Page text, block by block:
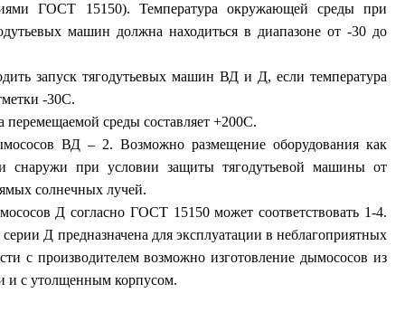
ГОСТ 15150). Температура окружающей среды при
машин должна находиться в диапазоне от -30 до
запуск тягодутьевых машин ВД и Д, если температура
-30С.
перемещаемой среды составляет +200С.
ВД – 2. Возможно размещение оборудования как
снаружи при условии защиты тягодутьевой машины от
солнечных лучей.
Д согласно ГОСТ 15150 может соответствовать 1-4.
Д предназначена для эксплуатации в неблагоприятных
с производителем возможно изготовление дымососов из
и с утолщенным корпусом.